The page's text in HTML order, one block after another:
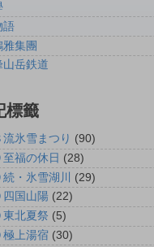
語
集團
山岳鉄道
標籤
流氷雪まつり (90)
至福の休日 (28)
続・氷雪湖川
(29)
四国山陽 (22)
東北夏祭 (5)
極上湯宿 (30)